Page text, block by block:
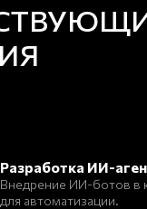
Разработка ИИ-
Внедрение ИИ-ботов в
для автоматизации.